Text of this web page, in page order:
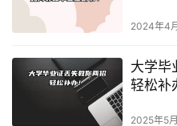
2024年4
大学毕
轻松补
2025年5